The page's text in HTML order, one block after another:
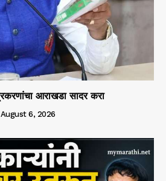
आराखडा सादर करा
August 6, 2026